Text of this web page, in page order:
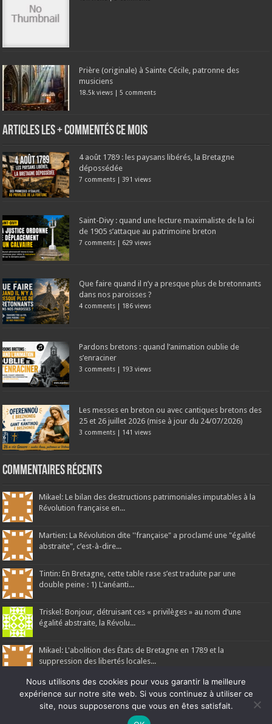
Prière (originale) à Sainte Cécile, patronne des
musiciens
18.5k views |5 comments
Articles les + commentés ce mois
4 août 1789 : les paysans libérés, la Bretagne
dépossédée
7 comments | 391 views
Saint-Divy : quand une lecture maximaliste de la loi
de 1905 s’attaque au patrimoine breton
7 comments | 629 views
Que faire quand il n’y a presque plus de bretonnants
dans nos paroisses ?
4 comments | 186 views
Pardons bretons : quand l’animation oublie de
s’enraciner
3 comments | 193 views
Les messes en breton ou avec cantiques bretons des
25 et 26 juillet 2026 (mise à jour du 24/07/2026)
3 comments | 141 views
Commentaires récents
Mikael: Le bilan des destructions patrimoniales imputables à la
Révolution française en...
Martien: La Révolution dite ''française" a proclamé une "égalité
abstraite", c’est-à-dire...
Tintin: En Bretagne, cette table rase s’est traduite par une
double peine : 1) L’anéanti...
Triskel: Bonjour, détruisant ces « privilèges » au nom d’une
égalité abstraite, la Révolu...
Mikael: L'abolition des États de Bretagne en 1789 et la
suppression des libertés locales...
Ne manquez pas la nouveauté de Bernard Rio "LA REVOLUTION DES
Nous utilisons des cookies pour vous garantir la meilleure
expérience sur notre site web. Si vous continuez à utiliser ce
site, nous supposerons que vous en êtes satisfait.